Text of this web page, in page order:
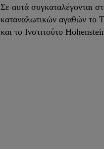
Σε αυτά συγκαταλέγονται
καταναλωτικών αγαθών
και το Ινστιτούτο